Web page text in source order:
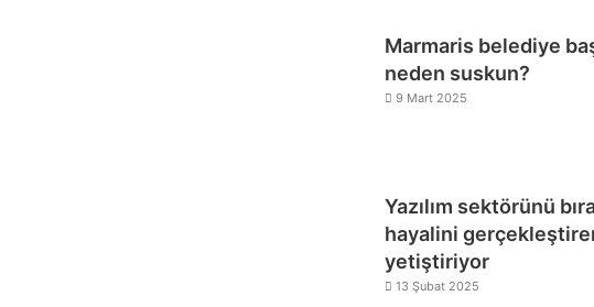
Marmaris belediye
neden suskun?
9 Mart 2025
Yazılım sektörünü
hayalini
yetiştiriyor
13 Şubat 2025